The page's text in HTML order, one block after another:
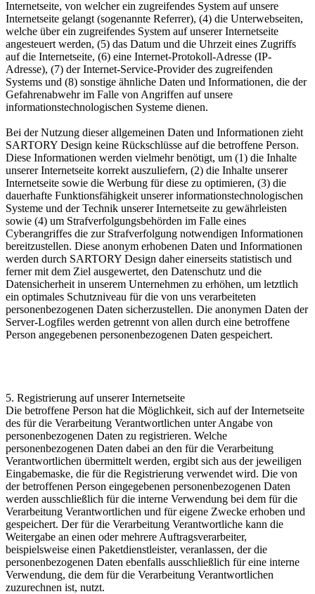
Internetseite, von welcher ein zugreifendes System auf unsere
Internetseite gelangt (sogenannte Referrer), (4) die Unterwebseiten,
welche über ein zugreifendes System auf unserer Internetseite
angesteuert werden, (5) das Datum und die Uhrzeit eines Zugriffs
auf die Internetseite, (6) eine Internet-Protokoll-Adresse (IP-
Adresse), (7) der Internet-Service-Provider des zugreifenden
Systems und (8) sonstige ähnliche Daten und Informationen, die der
Gefahrenabwehr im Falle von Angriffen auf unsere
informationstechnologischen Systeme dienen.
Bei der Nutzung dieser allgemeinen Daten und Informationen zieht
SARTORY Design keine Rückschlüsse auf die betroffene Person.
Diese Informationen werden vielmehr benötigt, um (1) die Inhalte
unserer Internetseite korrekt auszuliefern, (2) die Inhalte unserer
Internetseite sowie die Werbung für diese zu optimieren, (3) die
dauerhafte Funktionsfähigkeit unserer informationstechnologischen
Systeme und der Technik unserer Internetseite zu gewährleisten
sowie (4) um Strafverfolgungsbehörden im Falle eines
Cyberangriffes die zur Strafverfolgung notwendigen Informationen
bereitzustellen. Diese anonym erhobenen Daten und Informationen
werden durch SARTORY Design daher einerseits statistisch und
ferner mit dem Ziel ausgewertet, den Datenschutz und die
Datensicherheit in unserem Unternehmen zu erhöhen, um letztlich
ein optimales Schutzniveau für die von uns verarbeiteten
personenbezogenen Daten sicherzustellen. Die anonymen Daten der
Server-Logfiles werden getrennt von allen durch eine betroffene
Person angegebenen personenbezogenen Daten gespeichert.
5. Registrierung auf unserer Internetseite
Die betroffene Person hat die Möglichkeit, sich auf der Internetseite
des für die Verarbeitung Verantwortlichen unter Angabe von
personenbezogenen Daten zu registrieren. Welche
personenbezogenen Daten dabei an den für die Verarbeitung
Verantwortlichen übermittelt werden, ergibt sich aus der jeweiligen
Eingabemaske, die für die Registrierung verwendet wird. Die von
der betroffenen Person eingegebenen personenbezogenen Daten
werden ausschließlich für die interne Verwendung bei dem für die
Verarbeitung Verantwortlichen und für eigene Zwecke erhoben und
gespeichert. Der für die Verarbeitung Verantwortliche kann die
Weitergabe an einen oder mehrere Auftragsverarbeiter,
beispielsweise einen Paketdienstleister, veranlassen, der die
personenbezogenen Daten ebenfalls ausschließlich für eine interne
Verwendung, die dem für die Verarbeitung Verantwortlichen
zuzurechnen ist, nutzt.